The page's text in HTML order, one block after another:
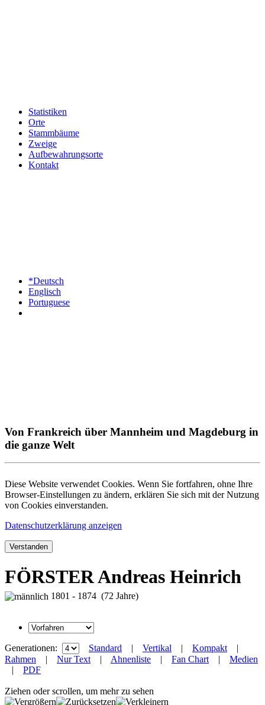
Statistiken
Orte
Stammbäume
Zweige
Aufbewahrungsorte
Kontakt
*Deutsch
Englisch
Portuguese
Von Frankreich über Mannheim und Magdeburg in
die ganze Welt
Diese Website verwendet Cookies. Wenn Sie fortfahren, ohne Ihre
Browser-Einstellungen zu ändern, erklären Sie sich mit der Nutzung
von Cookies einverstanden.
Datenschutzerklärung anzeigen
Verstanden
FÖRSTER Andreas Heinrich
1801 - 1874 (72 Jahre)
Generationen: Standard | Vertikal | Kompakt |
Rahmen | Nur Text | Ahnenliste | Fan Chart | Medien
| PDF
Ziehen oder scrollen, um mehr zu sehen